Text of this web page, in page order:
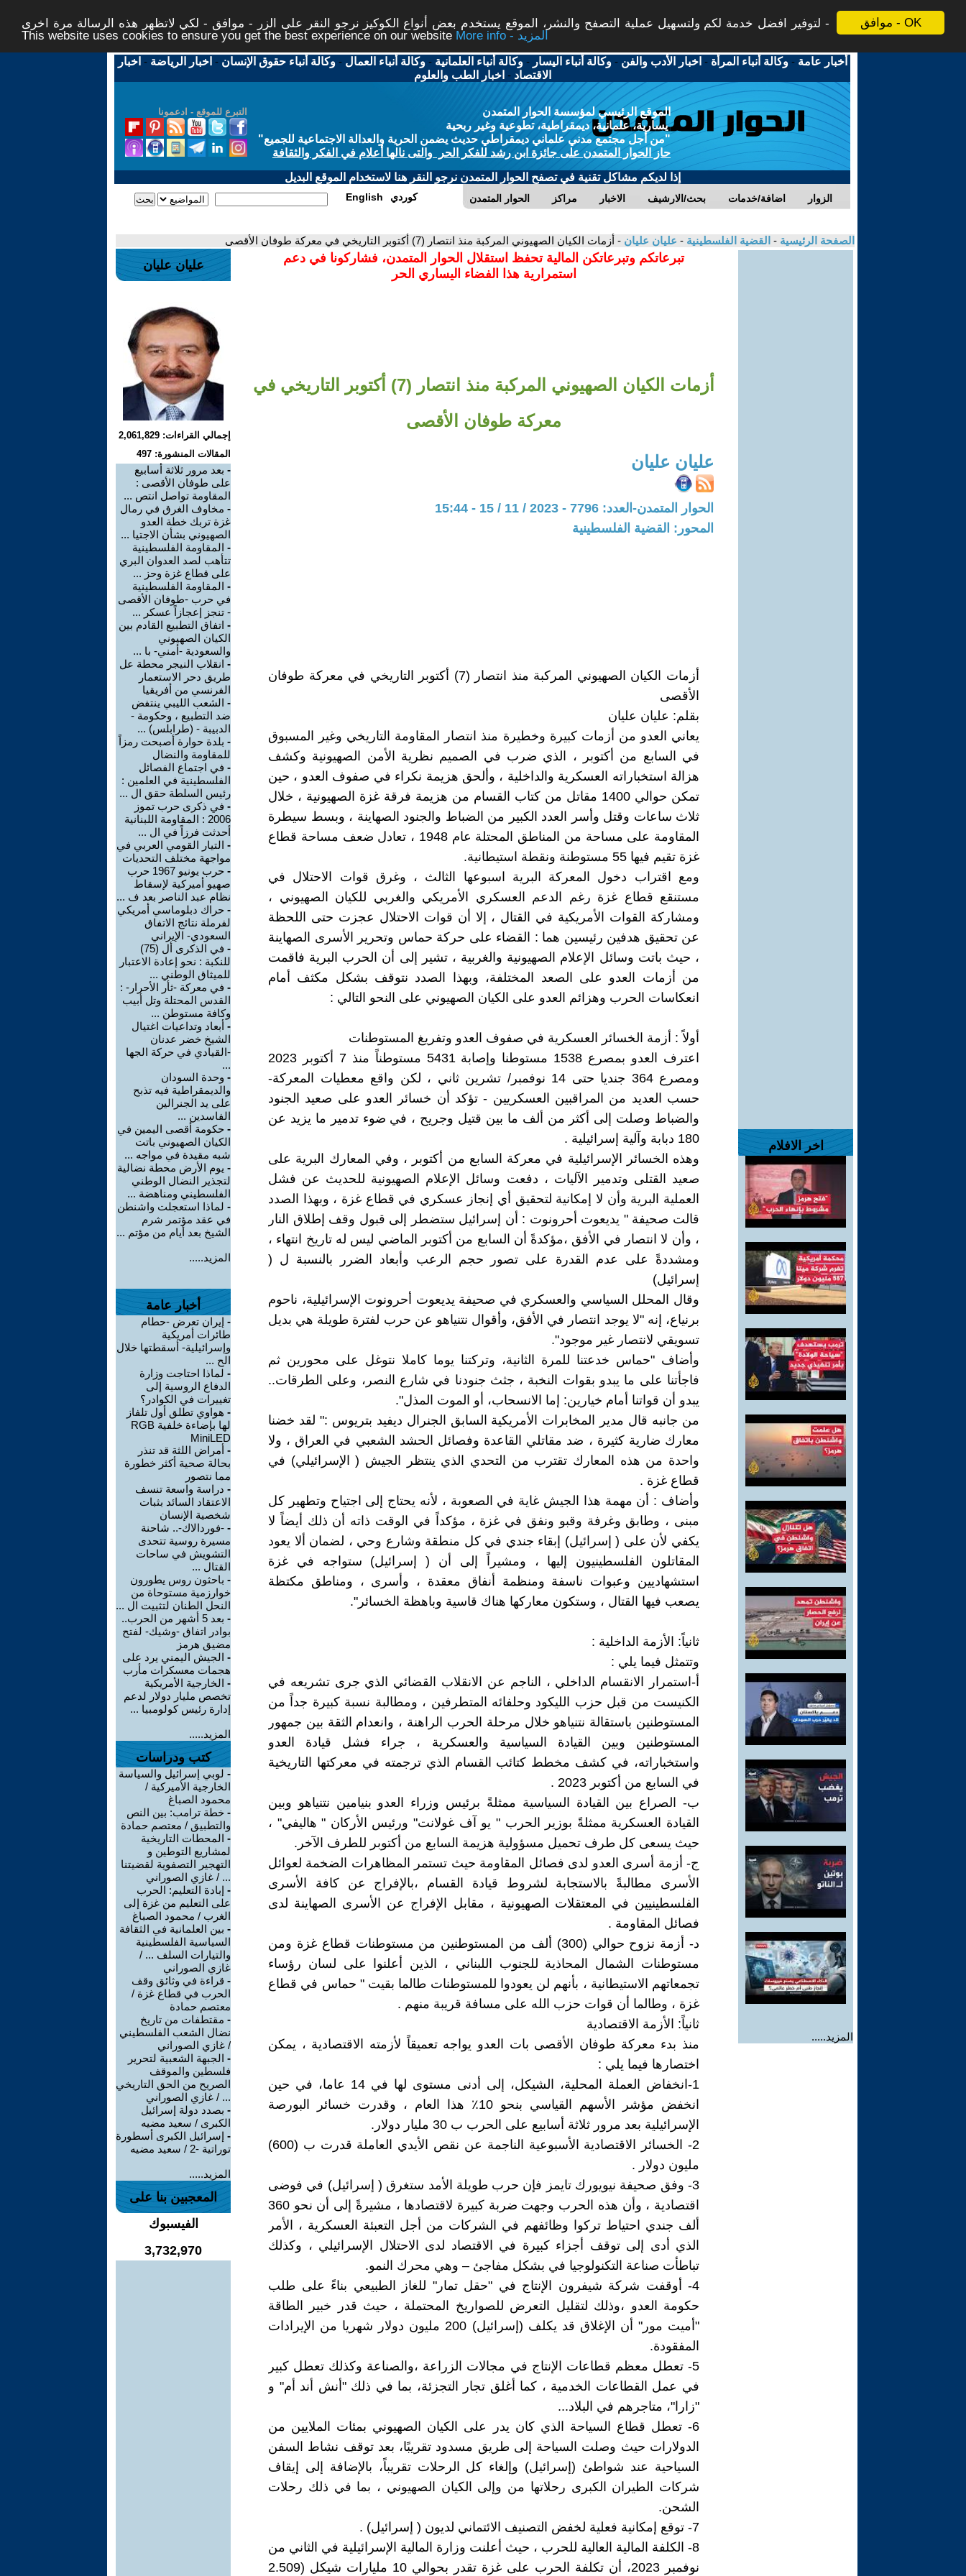
موافق - OK
لتوفير افضل خدمة لكم ولتسهيل عملية التصفح والنشر، الموقع يستخدم بعض أنواع الكوكيز نرجو النقر على الزر - موافق - لكي لاتظهر هذه الرسالة مرة اخرى -
This website uses cookies to ensure you get the best experience on our website
More info - المزيد
أخبار عامة -وكالة أنباء المرأة - اخبار الأدب والفن -وكالة أنباء اليسار -وكالة أنباء العلمانية -وكالة أنباء العمال -وكالة أنباء حقوق الإنسان - اخبار الرياضة - اخبار
الاقتصاد - اخبار الطب والعلوم
التبرع للموقع - ادعمونا
الموقع الرئيسي لمؤسسة الحوار المتمدن
يسارية، علمانية، ديمقراطية، تطوعية وغير ربحية
"من أجل مجتمع مدني علماني ديمقراطي حديث يضمن الحرية والعدالة الاجتماعية للجميع"
حاز الحوار المتمدن على جائزة ابن رشد للفكر الحر والتى نالها أعلام في الفكر والثقافة
إذا لديكم مشاكل تقنية في تصفح الحوار المتمدن نرجو النقر هنا لاستخدام الموقع البديل
الحوار المتمدن مراكز الاخبار بحث/الارشيف اضافة/خدمات الزوار English كوردي
الصفحة الرئيسية - القضية الفلسطينية - عليان عليان - أزمات الكيان الصهيوني المركبة منذ انتصار (7) أكتوبر التاريخي في معركة طوفان الأقصى
اخر الافلام
المزيد.....
تبرعاتكم وتبرعاتكن المالية تحفظ استقلال الحوار المتمدن، فشاركونا في دعم
استمرارية هذا الفضاء اليساري الحر
أزمات الكيان الصهيوني المركبة منذ انتصار (7) أكتوبر التاريخي في
معركة طوفان الأقصى
عليان عليان
الحوار المتمدن-العدد: 7796 - 2023 / 11 / 15 - 15:44
المحور: القضية الفلسطينية
أزمات الكيان الصهيوني المركبة منذ انتصار (7) أكتوبر التاريخي في معركة طوفان
الأقصى
بقلم: عليان عليان
يعاني العدو من أزمات كبيرة وخطيرة منذ انتصار المقاومة التاريخي وغير المسبوق
في السابع من أكتوبر ، الذي ضرب في الصميم نظرية الأمن الصهيونية وكشف
هزالة استخباراته العسكرية والداخلية ، وألحق هزيمة نكراء في صفوف العدو ، حين
تمكن حوالي 1400 مقاتل من كتاب القسام من هزيمة فرقة غزة الصهيونية ، خلال
ثلاث ساعات وقتل وأسر العدد الكبير من الضباط والجنود الصهاينة ، وبسط سيطرة
المقاومة على مساحة من المناطق المحتلة عام 1948 ، تعادل ضعف مساحة قطاع
غزة تقيم فيها 55 مستوطنة ونقطة استيطانية.
ومع اقتراب دخول المعركة البرية اسبوعها الثالث ، وغرق قوات الاحتلال في
مستنقع قطاع غزة رغم الدعم العسكري الأمريكي والغربي للكيان الصهيوني ،
ومشاركة القوات الأمريكية في القتال ، إلا أن قوات الاحتلال عجزت حتى اللحظة
عن تحقيق هدفين رئيسين هما : القضاء على حركة حماس وتحرير الأسرى الصهاينة
، حيث باتت وسائل الإعلام الصهيونية والغربية ، تشير إلى أن الحرب البرية فاقمت
من أزمات العدو على الصعد المختلفة، وبهذا الصدد نتوقف بشكل مكثف أمام
انعكاسات الحرب وهزائم العدو على الكيان الصهيوني على النحو التالي :
أولاً : أزمة الخسائر العسكرية في صفوف العدو وتفريغ المستوطنات
اعترف العدو بمصرع 1538 مستوطنا وإصابة 5431 مستوطناً منذ 7 أكتوبر 2023
ومصرع 364 جنديا حتى 14 نوفمبر/ تشرين ثاني ، لكن واقع معطيات المعركة-
حسب العديد من المراقبين العسكريين - تؤكد أن خسائر العدو على صعيد الجنود
والضباط وصلت إلى أكثر من ألف ما بين قتيل وجريح ، في ضوء تدمير ما يزيد عن
180 دبابة وآلية إسرائيلية .
وهذه الخسائر الإسرائيلية في معركة السابع من أكتوبر ، وفي المعارك البرية على
صعيد القتلى وتدمير الآليات ، دفعت وسائل الإعلام الصهيونية للحديث عن فشل
العملية البرية وأن لا إمكانية لتحقيق أي إنجاز عسكري في قطاع غزة ، وبهذا الصدد
قالت صحيفة " يديعوت أحرونوت : أن إسرائيل ستضطر إلى قبول وقف إطلاق النار
، وأن لا انتصار في الأفق ،مؤكدةً أن السابع من أكتوبر الماضي ليس له تاريخ انتهاء ،
ومشددةً على عدم القدرة على تصور حجم الرعب وأبعاد الضرر بالنسبة ل (
إسرائيل)
وقال المحلل السياسي والعسكري في صحيفة يديعوت أحرونوت الإسرائيلية، ناحوم
برنياع، إنه "لا يوجد انتصار في الأفق، وأقوال نتنياهو عن حرب لفترة طويلة هي بديل
تسويقي لانتصار غير موجود".
وأضاف "حماس خدعتنا للمرة الثانية، وتركتنا يوما كاملا نتوغل على محورين ثم
فاجأتنا على ما يبدو بقوات النخبة ، جثث جنودنا في شارع النصر، وعلى الطرقات..
يبدو أن قواتنا أمام خيارين: إما الانسحاب، أو الموت المذل".
من جانبه قال مدير المخابرات الأمريكية السابق الجنرال ديفيد بتريوس :" لقد خضنا
معارك ضارية كثيرة ، ضد مقاتلي القاعدة وفصائل الحشد الشعبي في العراق ، ولا
واحدة من هذه المعارك تقترب من التحدي الذي ينتظر الجيش ( الإسرائيلي) في
قطاع غزة .
وأضاف : أن مهمة هذا الجيش غاية في الصعوبة ، لأنه يحتاج إلى اجتياح وتطهير كل
مبنى ، وطابق وغرفة وقبو ونفق في غزة ، مؤكداً في الوقت ذاته أن ذلك أيضاً لا
يكفي لأن على ( إسرائيل) إبقاء جندي في كل منطقة وشارع وحي ، لضمان ألا يعود
المقاتلون الفلسطينيون إليها ، ومشيراً إلى أن ( إسرائيل) ستواجه في غزة
استشهاديين وعبوات ناسفة ومنظمة أنفاق معقدة ، وأسرى ، ومناطق مكتظة
يصعب فيها القتال ، وستكون معاركها هناك قاسية وباهظة الخسائر".
ثانياً: الأزمة الداخلية :
وتتمثل فيما يلي :
أ-استمرار الانقسام الداخلي ، الناجم عن الانقلاب القضائي الذي جرى تشريعه في
الكنيست من قبل حزب الليكود وحلفائه المتطرفين ، ومطالبة نسبة كبيرة جداً من
المستوطنين باستقالة نتنياهو خلال مرحلة الحرب الراهنة ، وانعدام الثقة بين جمهور
المستوطنين وبين القيادة السياسية والعسكرية ، جراء فشل قيادة العدو
واستخباراته، في كشف مخطط كتائب القسام الذي ترجمته في معركتها التاريخية
في السابع من أكتوبر 2023 .
ب- الصراع بين القيادة السياسية ممثلةً برئيس وزراء العدو بنيامين نتنياهو وبين
القيادة العسكرية ممثلةً بوزير الحرب " يو آف غولانت" ورئيس الأركان " هاليفي" ،
حيث يسعى كل طرف تحميل مسؤولية هزيمة السابع من أكتوبر للطرف الآخر.
ج- أزمة أسرى العدو لدى فصائل المقاومة حيث تستمر المظاهرات الضخمة لعوائل
الأسرى مطالبةً بالاستجابة لشروط قيادة القسام ،بالإفراج عن كافة الأسرى
الفلسطينيين في المعتقلات الصهيونية ، مقابل الإفراج عن الأسرى الصهاينة لدى
فصائل المقاومة .
د- أزمة نزوح حوالي (300) ألف من المستوطنين من مستوطنات قطاع غزة ومن
مستوطنات الشمال المحاذية للجنوب اللبناني ، الذين أعلنوا على لسان رؤساء
تجمعاتهم الاستيطانية ، بأنهم لن يعودوا للمستوطنات طالما بقيت " حماس في قطاع
غزة ، وطالما أن قوات حزب الله على مسافة قريبة منهم .
ثانياً: الأزمة الاقتصادية
منذ بدء معركة طوفان الأقصى بات العدو يواجه تعميقاً لأزمته الاقتصادية ، يمكن
اختصارها فيما يلي :
1-انخفاض العملة المحلية، الشيكل، إلى أدنى مستوى لها في 14 عاما، في حين
انخفض مؤشر الأسهم القياسي بنحو 10٪ هذا العام ، وقدرت خسائر البورصة
الإسرائيلية بعد مرور ثلاثة أسابيع على الحرب ب 30 مليار دولار.
2- الخسائر الاقتصادية الأسبوعية الناجمة عن نقص الأيدي العاملة قدرت ب (600)
مليون دولار .
3- وفق صحيفة نيويورك تايمز فإن حرب طويلة الأمد ستغرق ( إسرائيل) في فوضى
اقتصادية ، وأن هذه الحرب وجهت ضربة كبيرة لاقتصادها ، مشيرةً إلى أن نحو 360
ألف جندي احتياط تركوا وظائفهم في الشركات من أجل التعبئة العسكرية ، الأمر
الذي أدى إلى توقف أجزاء كبيرة في الاقتصاد لدى الاحتلال الإسرائيلي ، وكذلك
تباطأت صناعة التكنولوجيا في بشكل مفاجئ – وهي محرك النمو.
4- أوقفت شركة شيفرون الإنتاج في "حقل تمار" للغاز الطبيعي بناءً على طلب
حكومة العدو ،وذلك لتقليل التعرض للصواريخ المحتملة ، حيث قدر خبير الطاقة
"أميت مور" أن الإغلاق قد يكلف (إسرائيل) 200 مليون دولار شهريا من الإيرادات
المفقودة.
5- تعطل معظم قطاعات الإنتاج في مجالات الزراعة ،والصناعة وكذلك تعطل كبير
في عمل القطاعات الخدمية ، كما أغلق تجار التجزئة، بما في ذلك "أنش أند أم" و
"زارا"، متاجرهم في البلاد...
6- تعطل قطاع السياحة الذي كان يدر على الكيان الصهيوني بمئات الملايين من
الدولارات حيث وصلت السياحة إلى طريق مسدود تقريبًا، بعد توقف نشاط السفن
السياحية عند شواطئ (إسرائيل) وإلغاء كل الرحلات تقريباً، بالإضافة إلى إيقاف
شركات الطيران الكبرى رحلاتها من وإلى الكيان الصهيوني ، بما في ذلك رحلات
الشحن.
7- توقع إمكانية فعلية لخفض التصنيف الائتماني لديون ( إسرائيل) .
8- الكلفة المالية العالية للحرب ، حيث أعلنت وزارة المالية الإسرائيلية في الثاني من
نوفمبر 2023، أن تكلفة الحرب على غزة تقدر بحوالي 10 مليارات شيكل (2.509
عليان عليان
إجمالي القراءات: 2,061,829
المقالات المنشورة: 497
- بعد مرور ثلاثة أسابيع
على طوفان الأقصى :
المقاومة تواصل انتص ...
- مخاوف الغرق في رمال
غزة تربك خطة العدو
الصهيوني بشأن الاجتيا ...
- المقاومة الفلسطينية
تتأهب لصد العدوان البري
على قطاع غزة وحز ...
- المقاومة الفلسطينية
في حرب -طوفان الأقصى
- تنجز إعجازاً عسكر ...
- اتفاق التطبيع القادم بين
الكيان الصهيوني
والسعودية -أمني- با ...
- انقلاب النيجر محطة عل
طريق دحر الاستعمار
الفرنسي من أفريقيا
- الشعب الليبي ينتفض
ضد التطبيع ، وحكومة -
الدبيبة - (طرابلس) ...
- بلدة حوارة أصبحت رمزاً
للمقاومة والنضال
- في اجتماع الفصائل
الفلسطينية في العلمين :
رئيس السلطة حقق ال ...
- في ذكرى حرب تموز
2006 : المقاومة اللبنانية
أحدثت فرزاً في ال ...
- التيار القومي العربي في
مواجهة مختلف التحديات
-
حرب يونيو 1967 حرب
صهيو أميركية لإسقاط
نظام عبد الناصر بعد ف ...
- حراك دبلوماسي أمريكي
لفرملة نتائج الاتفاق
السعودي- الإيراني
-
في الذكرى أل (75)
للنكبة : نحو إعادة الاعتبار
للميثاق الوطني ...
- في معركة -ثأر الأحرار- :
القدس المحتلة وتل أبيب
وكافة مستوطن ...
- أبعاد وتداعيات اغتيال
الشيخ خضر عدنان
-القيادي في حركة الجها
...
- وحدة السودان
والديمقراطية فيه تذبح
على يد الجنرالين
الفاسدين ...
- حكومة أقصى اليمين في
الكيان الصهيوني باتت
شبه مقيدة في مواجه ...
- يوم الأرض محطة نضالية
لتجذير النضال الوطني
الفلسطيني ومناهضة ...
- لماذا استعجلت واشنطن
في عقد مؤتمر شرم
الشيخ بعد أيام من مؤتم ...
المزيد.....
أخبار عامة
- إيران تعرض -حطام
طائرات أمريكية
وإسرائيلية- أسقطتها خلال
الح ...
- لماذا احتاجت وزارة
الدفاع الروسية إلى
تغييرات في الكوادر؟
- هواوي تطلق أول تلفاز
لها بإضاءة خلفية RGB
MiniLED
- أمراض اللثة قد تنذر
بحالة صحية أكثر خطورة
مما نتصور
- دراسة واسعة تنسف
الاعتقاد السائد بثبات
شخصية الإنسان
- -فوردالاك-.. شاحنة
مسيرة روسية تتحدى
التشويش في ساحات
القتال ...
- باحثون روس يطورون
خوارزمية مستوحاة من
النحل الطنان لتثبيت ال ...
-
بعد 5 أشهر من الحرب..
بوادر اتفاق -وشيك- لفتح
مضيق هرمز
- الجيش اليمني يرد على
هجمات معسكرات مأرب
- الخارجية الأمريكية
تخصص مليار دولار لدعم
إدارة رئيس كولومبيا ...
المزيد.....
كتب ودراسات
- لوبي إسرائيل والسياسة
الخارجية الأميركية /
محمود الصباغ
- خطة ترامب: بين النص
والتطبيق / معتصم حمادة
- المحطات التاريخية
لمشاريع التوطين و
التهجير التصفوية لقضيتنا
... / غازي الصوراني
- إبادة التعليم: الحرب
على التعليم من غزة إلى
الغرب / محمود الصباغ
- بين العلمانية في الثقافة
السياسية الفلسطينية
والتيارات السلف ... /
غازي الصوراني
- قراءة في وثائق وقف
الحرب في قطاع غزة /
معتصم حمادة
- مقتطفات من تاريخ
نضال الشعب الفلسطيني
/ غازي الصوراني
- الجبهة الشعبية لتحرير
فلسطين والموقف
الصريح من الحق التاريخي
... / غازي الصوراني
- بصدد دولة إسرائيل
الكبرى / سعيد مضيه
- إسرائيل الكبرى أسطورة
توراتية -2 / سعيد مضيه
المزيد.....
المعجبين بنا على
الفيسبوك
3,732,970